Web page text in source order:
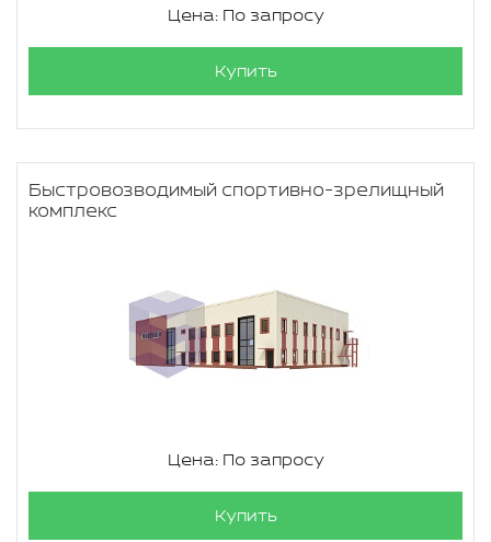
Цена: По запросу
Купить
Быстровозводимый спортивно-зрелищный
комплекс
Цена: По запросу
Купить